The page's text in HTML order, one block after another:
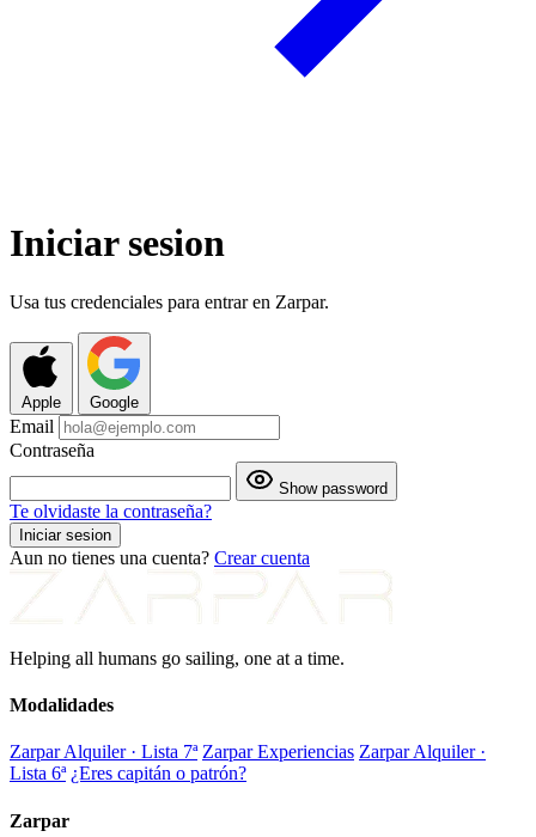
Iniciar sesion
Usa tus credenciales para entrar en Zarpar.
Apple Google
Email
Contraseña
Show password
Te olvidaste la contraseña?
Iniciar sesion
Aun no tienes una cuenta? Crear cuenta
Helping all humans go sailing, one at a time.
Modalidades
Zarpar Alquiler · Lista 7ª Zarpar Experiencias Zarpar Alquiler ·
Lista 6ª ¿Eres capitán o patrón?
Zarpar